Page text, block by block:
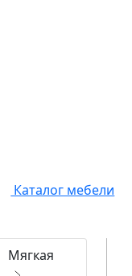
Каталог мебели
Мягкая